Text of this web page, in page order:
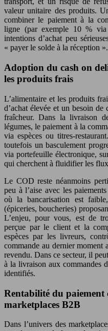
valeur unitaire des produits.
combiner le paiement à la
ligne (par exemple 10 %
intentions d’achat peu
« payer le solde à la réception ».
Adoption du cash on
les produits frais
L’alimentaire et les produits
d’achat élevée et un besoin
fraîcheur. Dans la livraison
légumes, le paiement à la
via espèces ou titres-
toutefois un basculement
via portefeuille électronique,
qui cherchent à fluidifier les
Le COD reste néanmoins
peu à l’aise avec les
où la bancarisation est
(épiceries, boucheries)
L’enjeu, pour vous, est de
perçue par le client et la
espèces par les livreurs,
commande au dernier moment
revendu. Dans ce secteur, il
à la livraison aux commandes
identifiés.
Rentabilité du paiement
marketplaces B2B
Dans l’univers des